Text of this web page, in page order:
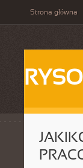
Strona główna